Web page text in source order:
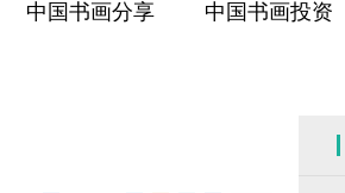
中国书画分享 中国书画投资